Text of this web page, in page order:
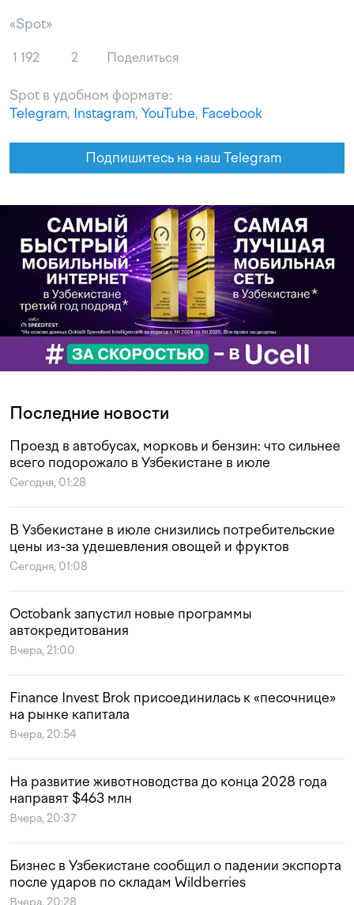
«Spot»
1 192 2 Поделиться
Spot в удобном формате:
Telegram, Instagram, YouTube, Facebook
Подпишитесь на наш Telegram
Последние новости
Проезд в автобусах, морковь и бензин: что сильнее
всего подорожало в Узбекистане в июле
Сегодня, 01:28
В Узбекистане в июле снизились потребительские
цены из-за удешевления овощей и фруктов
Сегодня, 01:08
Octobank запустил новые программы
автокредитования
Вчера, 21:00
Finance Invest Brok присоединилась к «песочнице»
на рынке капитала
Вчера, 20:54
На развитие животноводства до конца 2028 года
направят $463 млн
Вчера, 20:37
Бизнес в Узбекистане сообщил о падении экспорта
после ударов по складам Wildberries